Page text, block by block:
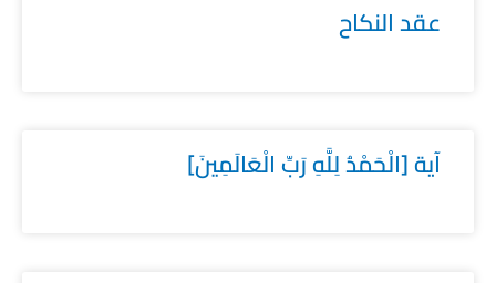
عقد النكاح
آية [الْحَمْدُ لِلَّهِ رَبِّ الْعَالَمِينَ]